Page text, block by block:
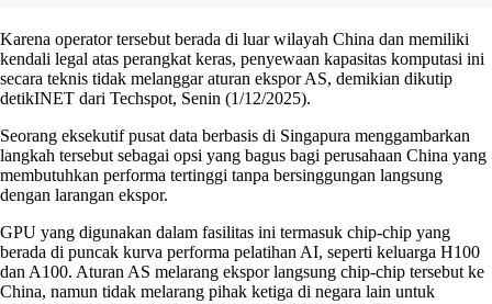
Karena operator tersebut berada di luar wilayah China dan memiliki
kendali legal atas perangkat keras, penyewaan kapasitas komputasi ini
secara teknis tidak melanggar aturan ekspor AS, demikian dikutip
detikINET dari Techspot, Senin (1/12/2025).
Seorang eksekutif pusat data berbasis di Singapura menggambarkan
langkah tersebut sebagai opsi yang bagus bagi perusahaan China yang
membutuhkan performa tertinggi tanpa bersinggungan langsung
dengan larangan ekspor.
GPU yang digunakan dalam fasilitas ini termasuk chip-chip yang
berada di puncak kurva performa pelatihan AI, seperti keluarga H100
dan A100. Aturan AS melarang ekspor langsung chip-chip tersebut ke
China, namun tidak melarang pihak ketiga di negara lain untuk